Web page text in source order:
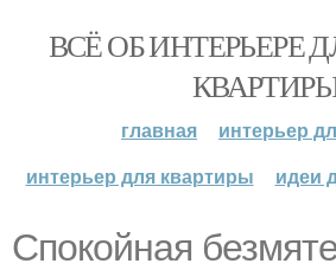
ВСЁ ОБ ИНТЕРЬЕРЕ
главная
интерьер
интерьер для квартиры
идеи
Спокойная